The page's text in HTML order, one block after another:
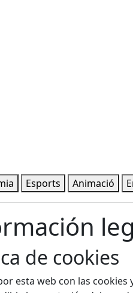
Esports Animació
de cookies
esta web con las